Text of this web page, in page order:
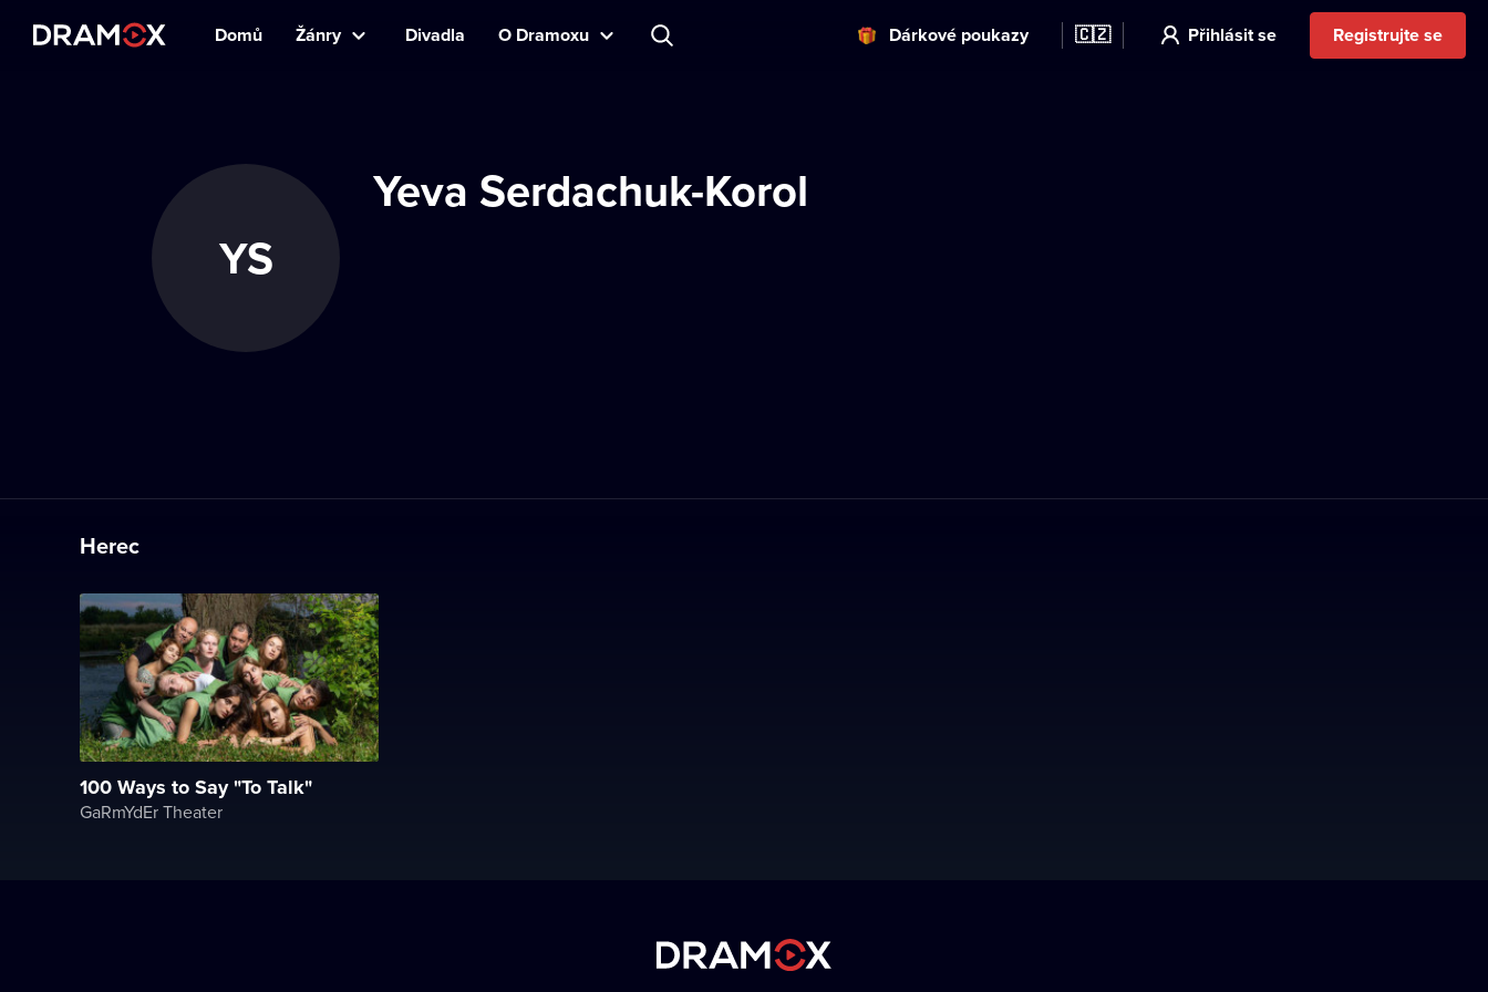
Domů Žánry Divadla O Dramoxu Dárkové poukazy 🇨🇿 Přihlásit se Registrujte se
YS
Yeva Serdachuk-Korol
Herec
100 Ways to Say "To Talk"
GaRmYdEr Theater